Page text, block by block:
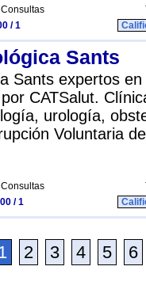
Consultas
/ 1
Sants
Sants expertos
CATSalut.
urología,
Voluntaria
Consultas
/ 1
2 3 4 5 6